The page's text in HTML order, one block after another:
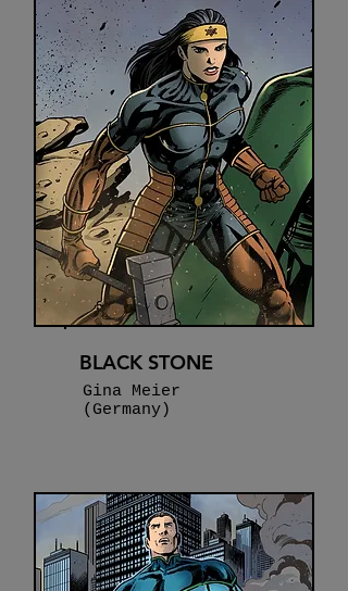
BLACK STONE
Gina Meier
(Germany)